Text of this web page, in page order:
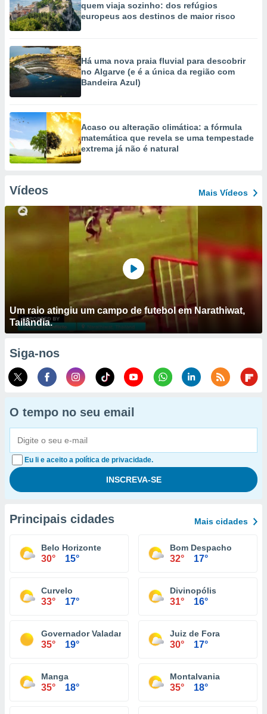
quem viaja sozinho: dos refúgios
europeus aos destinos de maior risco
Há uma nova praia fluvial para descobrir
no Algarve (e é a única da região com
Bandeira Azul)
Acaso ou alteração climática: a fórmula
matemática que revela se uma tempestade
extrema já não é natural
Vídeos Mais Vídeos
Um raio atingiu um campo de futebol em Narathiwat,
Tailândia.
Siga-nos
O tempo no seu email
Eu li e aceito a política de privacidade.
Principais cidades Mais cidades
Belo Horizonte
30° 15°
Bom Despacho
32° 17°
Curvelo
33° 17°
Divinopólis
31° 16°
Governador Valadares
35° 19°
Juiz de Fora
30° 17°
Manga
35° 18°
Montalvania
35° 18°